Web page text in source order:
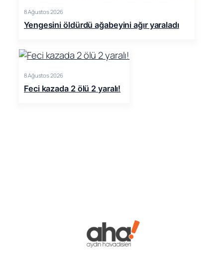
8 Ağustos 2026
Yengesini öldürdü ağabeyini ağır yaraladı
8 Ağustos 2026
Feci kazada 2 ölü 2 yaralı!